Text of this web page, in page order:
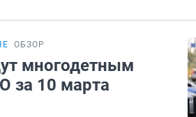
ОБЗОР
многодетным
за 10 марта